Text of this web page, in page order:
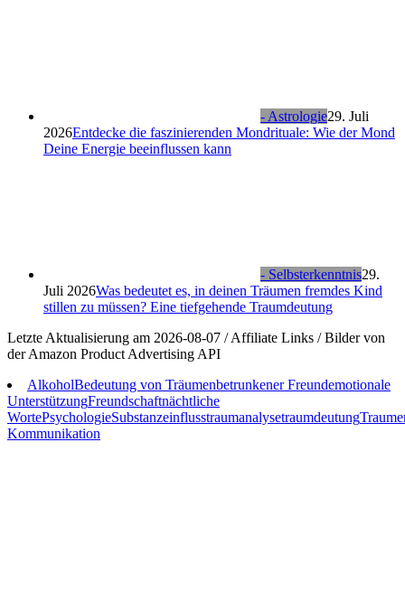
- Astrologie29. Juli
2026Entdecke die faszinierenden Mondrituale: Wie der Mond
Deine Energie beeinflussen kann
- Selbsterkenntnis29.
Juli 2026Was bedeutet es, in deinen Träumen fremdes Kind
stillen zu müssen? Eine tiefgehende Traumdeutung
Letzte Aktualisierung am 2026-08-07 / Affiliate Links / Bilder von
der Amazon Product Advertising API
AlkoholBedeutung von Träumenbetrunkener Freundemotionale
UnterstützungFreundschaftnächtliche
WortePsychologieSubstanzeinflusstraumanalysetraumdeutung
Kommunikation